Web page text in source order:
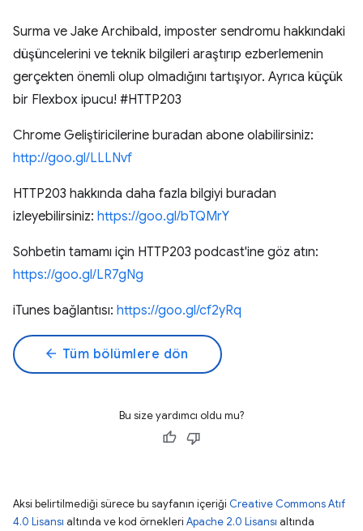
Surma ve Jake Archibald, imposter sendromu hakkındaki
düşüncelerini ve teknik bilgileri araştırıp ezberlemenin
gerçekten önemli olup olmadığını tartışıyor. Ayrıca küçük
bir Flexbox ipucu! #HTTP203
Chrome Geliştiricilerine buradan abone olabilirsiniz:
http://goo.gl/LLLNvf
HTTP203 hakkında daha fazla bilgiyi buradan
izleyebilirsiniz: https://goo.gl/bTQMrY
Sohbetin tamamı için HTTP203 podcast'ine göz atın:
https://goo.gl/LR7gNg
iTunes bağlantısı: https://goo.gl/cf2yRq
arrow_back Tüm bölümlere dön
Bu size yardımcı oldu mu?
Aksi belirtilmediği sürece bu sayfanın içeriği Creative Commons Atıf
4.0 Lisansı altında ve kod örnekleri Apache 2.0 Lisansı altında